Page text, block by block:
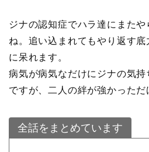
ジナの認知症でハラ達にまた
ね。追い込まれてもやり返す
に呆れます。
病気が病気なだけにジナの気
ですが、二人の絆が強かっただ
全話をまとめています